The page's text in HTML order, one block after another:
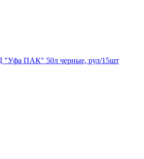
"Уфа ПАК" 50л черные, рул/15шт